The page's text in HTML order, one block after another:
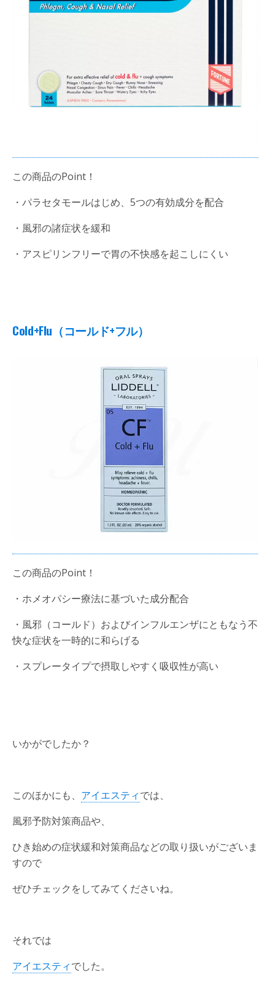
この商品のPoint！
・パラセタモールはじめ、5つの有効成分を配合
・風邪の諸症状を緩和
・アスピリンフリーで胃の不快感を起こしにくい
Cold+Flu （コールド+フル）
この商品のPoint！
・ホメオパシー療法に基づいた成分配合
・風邪（コールド）およびインフルエンザにともなう不
快な症状を一時的に和らげる
・スプレータイプで摂取しやすく吸収性が高い
いかがでしたか？
このほかにも、 アイエスティでは、
風邪予防対策商品や、
ひき始めの症状緩和対策商品などの取り扱いがございま
すので
ぜひチェックをしてみてくださいね。
それでは
アイエスティでした。